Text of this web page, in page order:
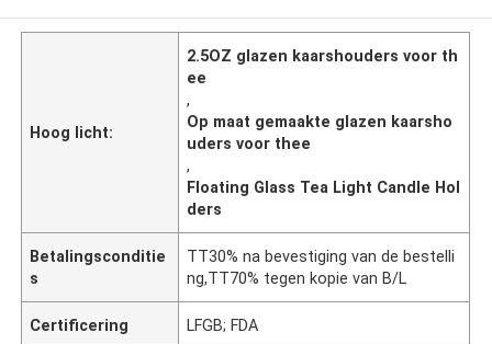
Hoog licht:
2.5OZ glazen kaarshouders voor th
ee
,
Op maat gemaakte glazen kaarsho
uders voor thee
,
Floating Glass Tea Light Candle Hol
ders
Betalingsconditie
s
TT30% na bevestiging van de bestelli
ng,TT70% tegen kopie van B/L
Certificering LFGB; FDA